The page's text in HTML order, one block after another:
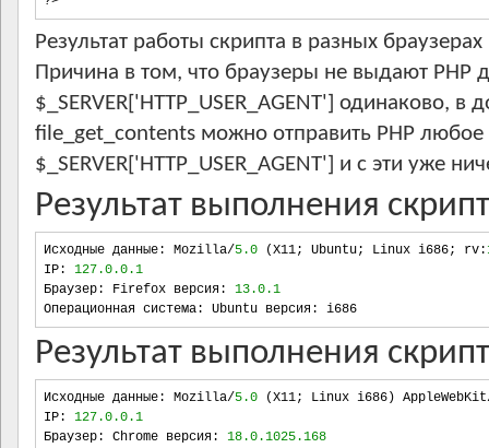
Результат работы скрипта в разных
Причина в том, что браузеры не выдают PHP
$_SERVER['HTTP_USER_AGENT'] одинаково, в
file_get_contents можно отправить PHP любое
$_SERVER['HTTP_USER_AGENT'] и с эти уже
Результат выполнения
Исходные данные: Mozilla/5.0 (X11; Ubuntu; Linux i686; rv:
IP:
127.0.0.1
Браузер: Firefox версия :
13.0.1
Операционная система: Ubuntu версия : i686
Результат выполнения
Исходные данные: Mozilla/5.0 (X11; Linux i686 ) AppleWebKit
IP:
127.0.0.1
Браузер: Chrome версия :
18.0.1025.168